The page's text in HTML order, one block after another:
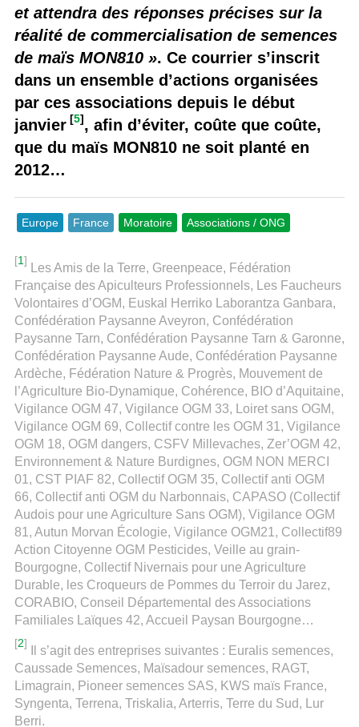
et attendra des réponses précises sur la
réalité de commercialisation de semences
de maïs MON810 ». Ce courrier s’inscrit
dans un ensemble d’actions organisées
par ces associations depuis le début
janvier [5], afin d’éviter, coûte que coûte,
que du maïs MON810 ne soit planté en
2012…
Europe France Moratoire Associations / ONG
[1]
Les Amis de la Terre, Greenpeace, Fédération
Française des Apiculteurs Professionnels, Les Faucheurs
Volontaires d’OGM, Euskal Herriko Laborantza Ganbara,
Confédération Paysanne Aveyron, Confédération
Paysanne Tarn, Confédération Paysanne Tarn & Garonne,
Confédération Paysanne Aude, Confédération Paysanne
Ardèche, Fédération Nature & Progrès, Mouvement de
l’Agriculture Bio-Dynamique, Cohérence, BIO d’Aquitaine,
Vigilance OGM 47, Vigilance OGM 33, Loiret sans OGM,
Vigilance OGM 69, Collectif contre les OGM 31, Vigilance
OGM 18, OGM dangers, CSFV Millevaches, Zer’OGM 42,
Environnement & Nature Burdignes, OGM NON MERCI
01, CST PIAF 82, Collectif OGM 35, Collectif anti OGM
66, Collectif anti OGM du Narbonnais, CAPASO (Collectif
Audois pour une Agriculture Sans OGM), Vigilance OGM
81, Autun Morvan Écologie, Vigilance OGM21, Collectif89
Action Citoyenne OGM Pesticides, Veille au grain-
Bourgogne, Collectif Nivernais pour une Agriculture
Durable, les Croqueurs de Pommes du Terroir du Jarez,
CORABIO, Conseil Départemental des Associations
Familiales Laïques 42, Accueil Paysan Bourgogne…
[2]
Il s’agit des entreprises suivantes : Euralis semences,
Caussade Semences, Maïsadour semences, RAGT,
Limagrain, Pioneer semences SAS, KWS maïs France,
Syngenta, Terrena, Triskalia, Arterris, Terre du Sud, Lur
Berri.